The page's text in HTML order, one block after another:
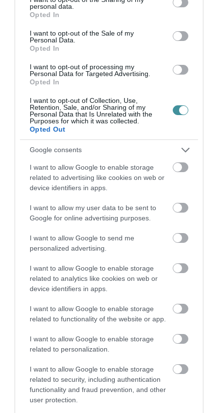
grant or deny consent to Google and its third-party tags to
use your data for below specified purposes in below Google
consent section.
personal data.
Opted In
I want to opt-out of the Sale of my
Personal Data.
Opted In
I want to opt-out of processing my
Personal Data for Targeted Advertising.
Opted In
I want to opt-out of Collection, Use,
Retention, Sale, and/or Sharing of my
Personal Data that Is Unrelated with the
Purposes for which it was collected.
Opted Out
Google consents
I want to allow Google to enable storage
related to advertising like cookies on web or
device identifiers in apps.
I want to allow my user data to be sent to
Google for online advertising purposes.
I want to allow Google to send me
personalized advertising.
I want to allow Google to enable storage
related to analytics like cookies on web or
device identifiers in apps.
I want to allow Google to enable storage
related to functionality of the website or app.
I want to allow Google to enable storage
related to personalization.
I want to allow Google to enable storage
related to security, including authentication
functionality and fraud prevention, and other
user protection.
CSALÁDOKAT – HÁROM NAPON ÁT ING...
2026. augusztus 06|Programok
2026. augusztus 06 Mindenki ügye
ELOLTOTTÁK A TÜZET
DÉDESTAPOLCSÁNYNÁL, KILENCÓRÁS
KÜZDELE...
2026. augusztus 06|Környék ügye
KATONAI HELIKOPTEREK SEGÍTIK AZ
OLTÁST A DÉDESTAPOLCSÁNYI...
2026. augusztus 05|Riasztó
VISSZATÉR EGER BELVÁROSÁNAK
LEGNAGYOBB BORÜNNEPE: AUGUSZT...